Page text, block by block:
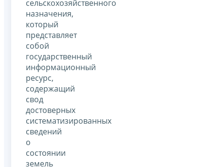
сельскохозяйственного
назначения,
который
представляет
собой
государственный
информационный
ресурс,
содержащий
свод
достоверных
систематизированных
сведений
о
состоянии
земель